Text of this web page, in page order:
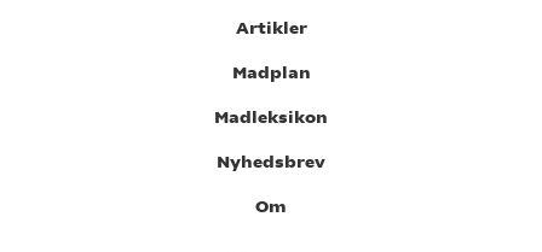
Artikler
Madplan
Madleksikon
Nyhedsbrev
Om